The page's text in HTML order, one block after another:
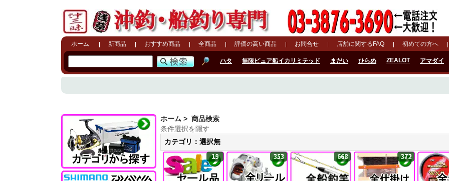
ホーム 新商品 おすすめ商品 全商品 評価の高い商品 お問合せ 店舗に関するFAQ 初めての方へ
ハタ 無限ピュア船イカリミテッド まだい ひらめ ZEALOT アマダイ
ホーム > 商品検索
条件選択を隠す
カテゴリ：選択無
19 353 668 372